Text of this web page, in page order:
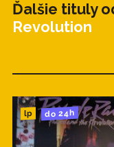
Ďalšie tituly
Revolution
lp do 24h